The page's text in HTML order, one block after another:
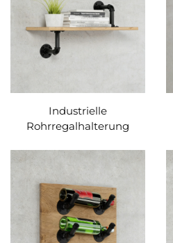
Industrielle
Rohrregalhalterung